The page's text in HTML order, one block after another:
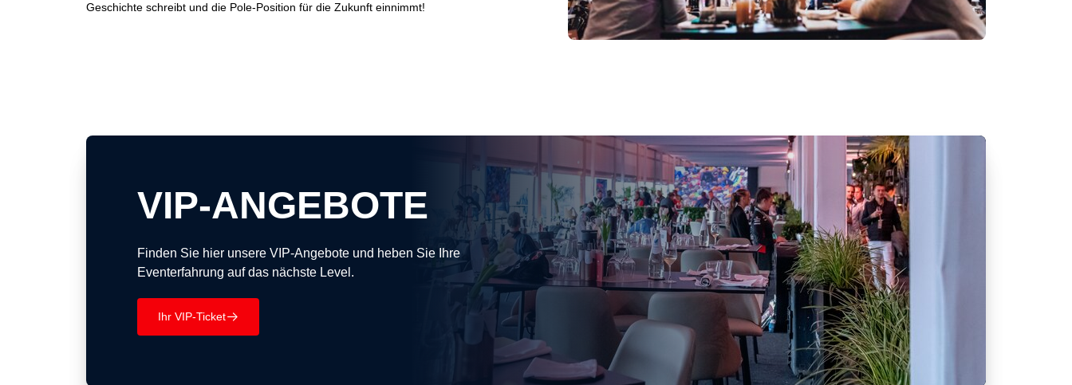
Geschichte schreibt und die Pole-Position für die Zukunft einnimmt!
VIP-ANGEBOTE
Finden Sie hier unsere VIP-Angebote und heben Sie Ihre
Eventerfahrung auf das nächste Level.
Ihr VIP-Ticket􀄫